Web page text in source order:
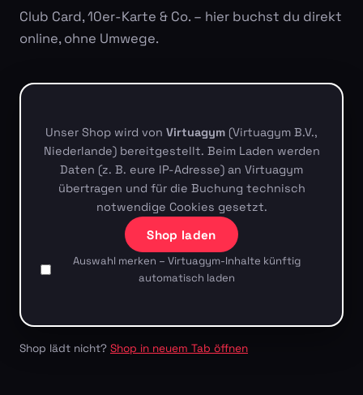
Club Card, 10er-Karte & Co. – hier buchst du direkt
online, ohne Umwege.
Unser Shop wird von Virtuagym (Virtuagym B.V.,
Niederlande) bereitgestellt. Beim Laden werden
Daten (z. B. eure IP-Adresse) an Virtuagym
übertragen und für die Buchung technisch
notwendige Cookies gesetzt.
Shop laden
Auswahl merken – Virtuagym-Inhalte künftig
automatisch laden
Shop lädt nicht? Shop in neuem Tab öffnen